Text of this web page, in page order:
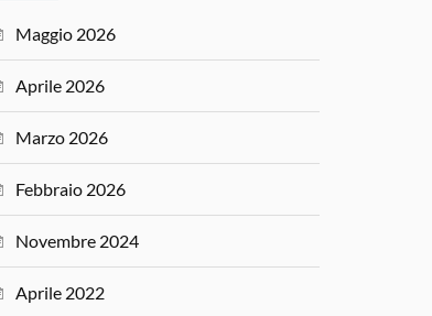
Maggio 2026
Aprile 2026
Marzo 2026
Febbraio 2026
Novembre 2024
Aprile 2022